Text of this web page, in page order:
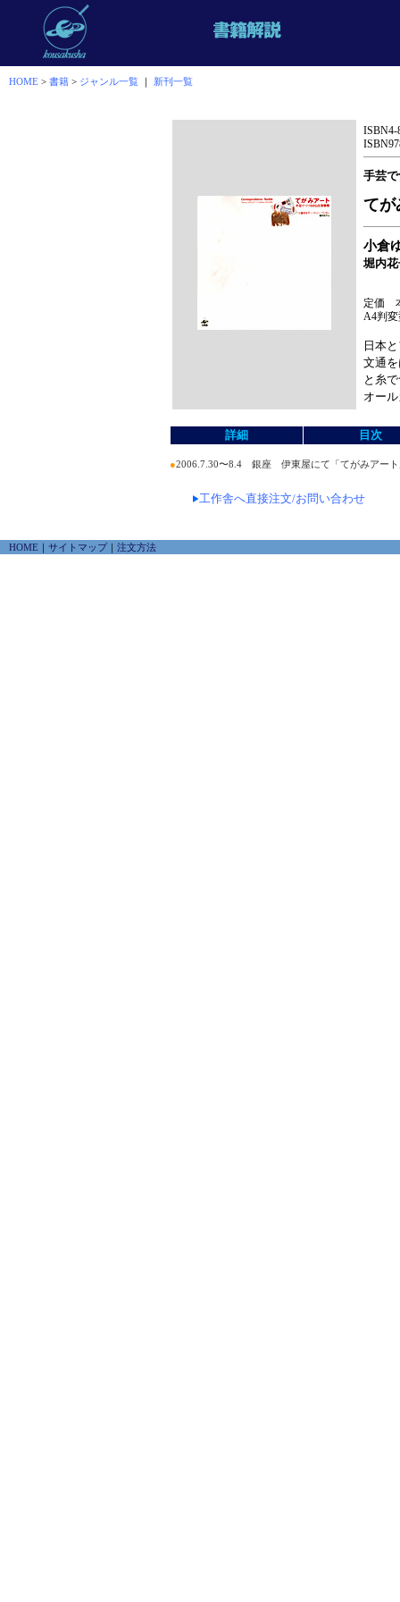
HOME > 書籍 > ジャンル一覧 ｜ 新刊一覧
ISBN4-
手芸
てが
小倉
堀内
定価
A4判
日本
文通
と糸
オー
詳細 目次
●2006.7.30〜8.4 銀座 伊東屋にて「てがみアート
工作舎へ直接注文/お問い合わせ
HOME ｜ サイトマップ｜ 注文方法